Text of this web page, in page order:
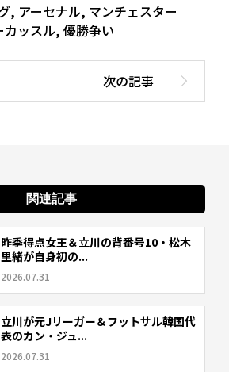
, アーセナル, マンチェスター
カッスル, 優勝争い
関連記事
昨季得点女王＆立川の背番号10・松木
里緒が自身初の...
2026.07.31
立川が元Jリーガー＆フットサル韓国代
表のカン・ジュ...
2026.07.31